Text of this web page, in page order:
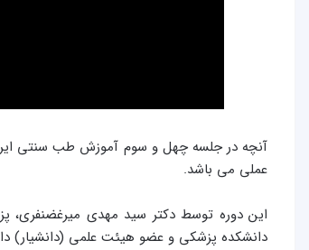
آنچه در جلسه چهل و سوم آموزش طب سنتی
عملی می باشد.
دانشکده پزشکی و عضو هیئت علمی (دانشیار)